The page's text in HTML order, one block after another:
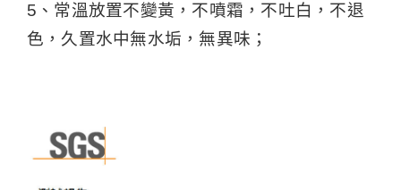
5、常溫放置不變黃，不噴霜，不吐白，不退
色，久置水中無水垢，無異味；